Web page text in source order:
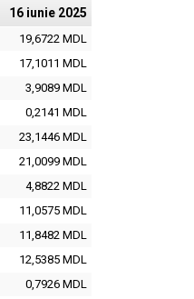
16 iunie 2025
19,6722 MDL
17,1011 MDL
3,9089 MDL
0,2141 MDL
23,1446 MDL
21,0099 MDL
4,8822 MDL
11,0575 MDL
11,8482 MDL
12,5385 MDL
0,7926 MDL